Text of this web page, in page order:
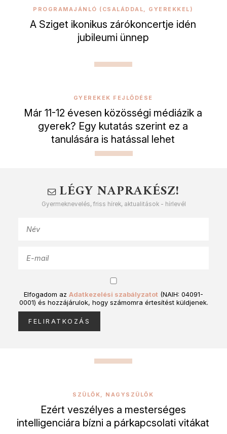
PROGRAMAJÁNLÓ (CSALÁDDAL, GYEREKKEL)
A Sziget ikonikus zárókoncertje idén
jubileumi ünnep
GYEREKEK FEJLŐDÉSE
Már 11-12 évesen közösségi médiázik a
gyerek? Egy kutatás szerint ez a
tanulására is hatással lehet
LÉGY NAPRAKÉSZ!
Gyermeknevelés, friss hírek, aktualitások - hírlevél
Elfogadom az Adatkezelési szabályzatot (NAIH: 04091-
0001) és hozzájárulok, hogy számomra értesítést küldjenek.
SZÜLŐK, NAGYSZÜLŐK
Ezért veszélyes a mesterséges
intelligenciára bízni a párkapcsolati vitákat